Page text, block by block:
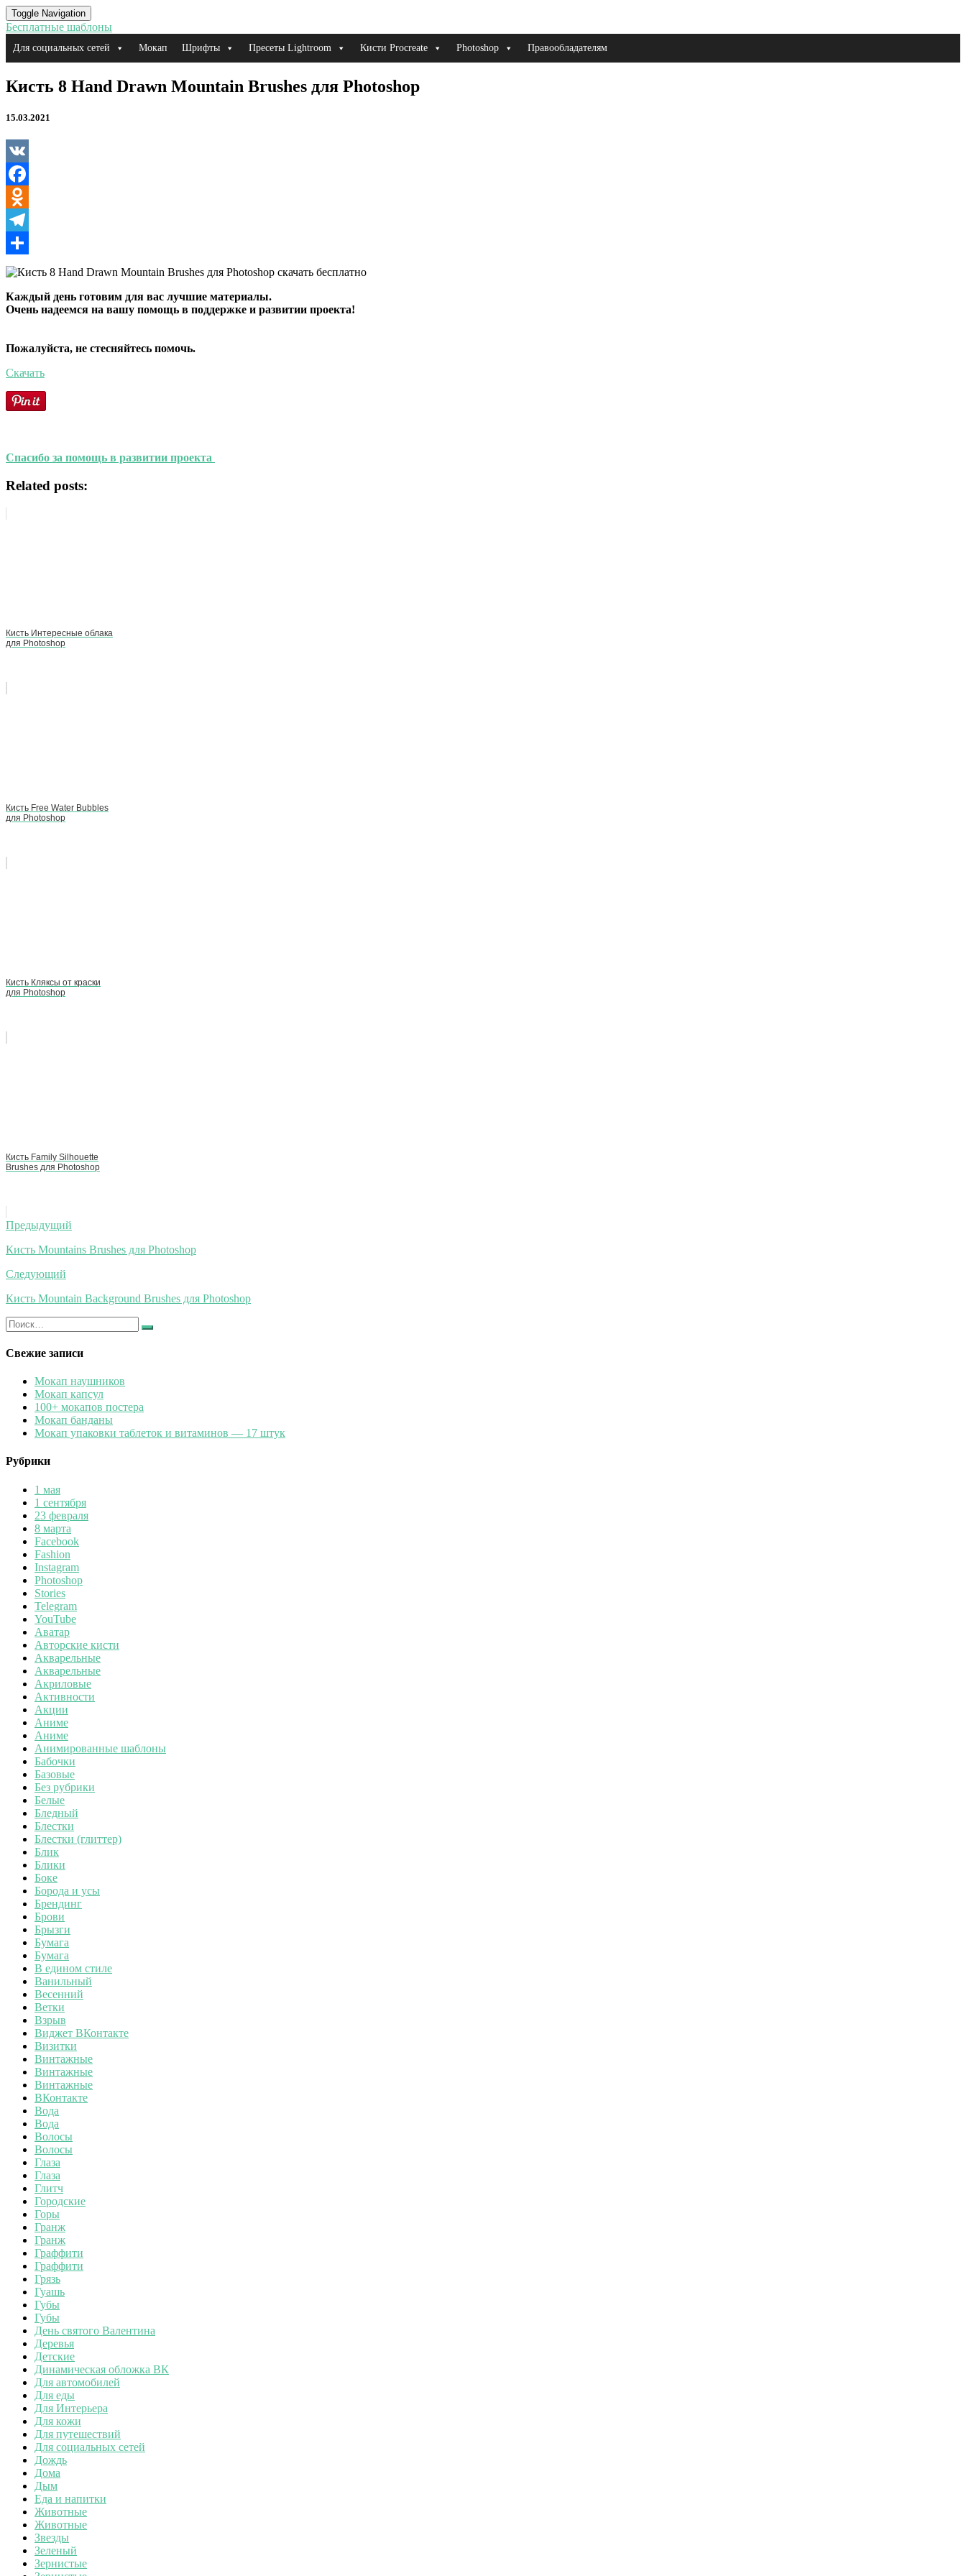
Toggle Navigation
Бесплатные шаблоны
Для социальных сетей Мокап Шрифты Пресеты Lightroom Кисти Procreate Photoshop Правообладателям
Кисть
8
Drawn
Brushes
для
Photoshop
Кисть 8 Hand Drawn Mountain Brushes для Photoshop
15.03.2021
VK
Facebook
Odnoklassniki
Telegram
Отправить
Каждый день готовим для вас лучшие материалы.
Очень надеемся на вашу помощь в поддержке и развитии проекта!
Пожалуйста, не стесняйтесь помочь.
Скачать
Спасибо за помощь в развитии проекта
Related posts:
Кисть Интересные облака
для Photoshop
Кисть Free Water Bubbles
для Photoshop
Кисть Кляксы от краски
для Photoshop
Кисть Family Silhouette
Brushes для Photoshop
Навигация
по
записям
Предыдущий
Кисть Mountains Brushes для Photoshop
Следующий
Кисть Mountain Background Brushes для Photoshop
Искать:
Найти
Свежие записи
Мокап наушников
Мокап капсул
100+ мокапов постера
Мокап банданы
Мокап упаковки таблеток и витаминов — 17 штук
Рубрики
1 мая
1 сентября
23 февраля
8 марта
Facebook
Fashion
Instagram
Photoshop
Stories
Telegram
YouTube
Аватар
Авторские кисти
Акварельные
Акварельные
Акриловые
Активности
Акции
Аниме
Аниме
Анимированные шаблоны
Бабочки
Базовые
Без рубрики
Белые
Бледный
Блестки
Блестки (глиттер)
Блик
Блики
Боке
Борода и усы
Брендинг
Брови
Брызги
Бумага
Бумага
В едином стиле
Ванильный
Весенний
Ветки
Взрыв
Виджет ВКонтакте
Визитки
Винтажные
Винтажные
Винтажные
ВКонтакте
Вода
Вода
Волосы
Волосы
Глаза
Глаза
Глитч
Городские
Горы
Гранж
Гранж
Граффити
Граффити
Грязь
Гуашь
Губы
Губы
День святого Валентина
Деревья
Детские
Динамическая обложка ВК
Для автомобилей
Для еды
Для Интерьера
Для кожи
Для путешествий
Для социальных сетей
Дождь
Дома
Дым
Еда и напитки
Животные
Животные
Звезды
Зеленый
Зернистые